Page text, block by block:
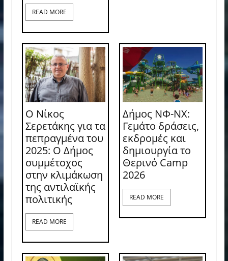
READ MORE
Ο Νίκος
Σερετάκης για τα
πεπραγμένα του
2025: Ο Δήμος
συμμέτοχος
στην κλιμάκωση
της αντιλαϊκής
πολιτικής
READ MORE
Δήμος ΝΦ-ΝΧ:
Γεμάτο δράσεις,
εκδρομές και
δημιουργία το
Θερινό Camp
2026
READ MORE